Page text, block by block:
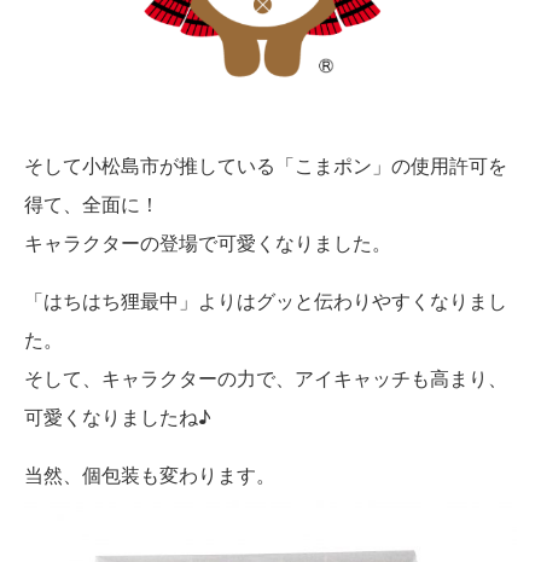
そして小松島市が推している「こまポン」の使用許可を
得て、全面に！
キャラクターの登場で可愛くなりました。
「はちはち狸最中」よりはグッと伝わりやすくなりまし
た。
そして、キャラクターの力で、アイキャッチも高まり、
可愛くなりましたね♪
当然、個包装も変わります。